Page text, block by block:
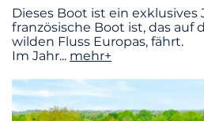
Dieses Boot ist ein exklusives
französische Boot ist, das auf
wilden Fluss Europas, fährt.
Im Jahr... mehr+